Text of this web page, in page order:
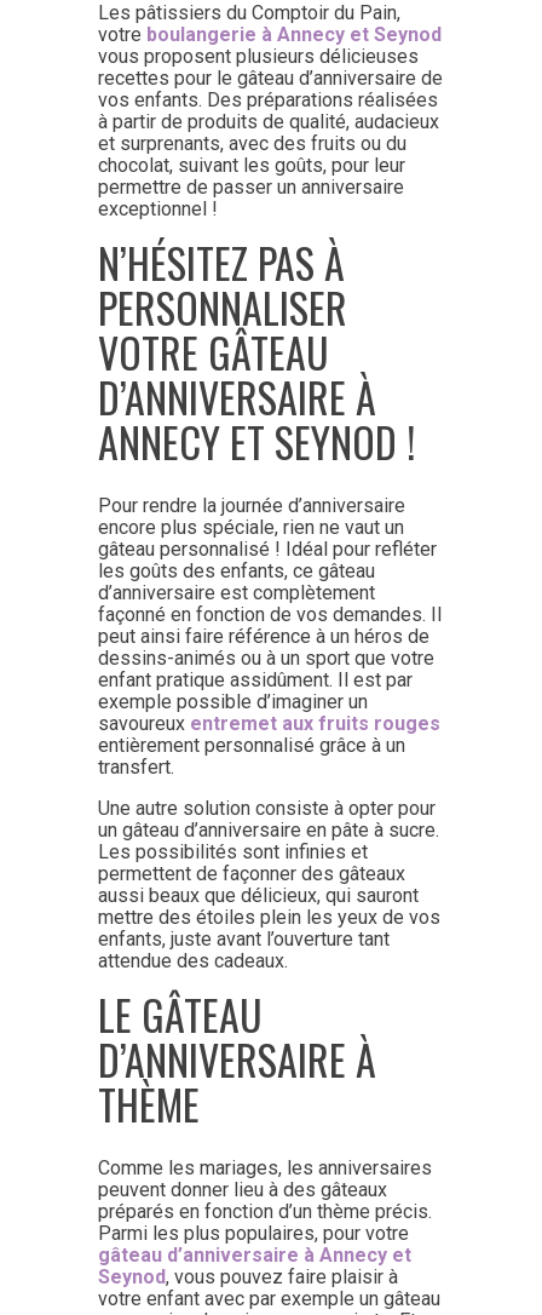
Les pâtissiers du Comptoir du Pain,
votre boulangerie à Annecy et Seynod
vous proposent plusieurs délicieuses
recettes pour le gâteau d’anniversaire de
vos enfants. Des préparations réalisées
à partir de produits de qualité, audacieux
et surprenants, avec des fruits ou du
chocolat, suivant les goûts, pour leur
permettre de passer un anniversaire
exceptionnel !
N’HÉSITEZ PAS À
PERSONNALISER
VOTRE GÂTEAU
D’ANNIVERSAIRE À
ANNECY ET SEYNOD !
Pour rendre la journée d’anniversaire
encore plus spéciale, rien ne vaut un
gâteau personnalisé ! Idéal pour refléter
les goûts des enfants, ce gâteau
d’anniversaire est complètement
façonné en fonction de vos demandes. Il
peut ainsi faire référence à un héros de
dessins-animés ou à un sport que votre
enfant pratique assidûment. Il est par
exemple possible d’imaginer un
savoureux entremet aux fruits rouges
entièrement personnalisé grâce à un
transfert.
Une autre solution consiste à opter pour
un gâteau d’anniversaire en pâte à sucre.
Les possibilités sont infinies et
permettent de façonner des gâteaux
aussi beaux que délicieux, qui sauront
mettre des étoiles plein les yeux de vos
enfants, juste avant l’ouverture tant
attendue des cadeaux.
LE GÂTEAU
D’ANNIVERSAIRE À
THÈME
Comme les mariages, les anniversaires
peuvent donner lieu à des gâteaux
préparés en fonction d’un thème précis.
Parmi les plus populaires, pour votre
gâteau d’anniversaire à Annecy et
Seynod, vous pouvez faire plaisir à
votre enfant avec par exemple un gâteau